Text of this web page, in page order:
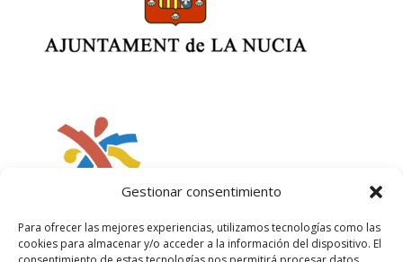
Gestionar consentimiento
Para ofrecer las mejores experiencias, utilizamos tecnologías como las
cookies para almacenar y/o acceder a la información del dispositivo. El